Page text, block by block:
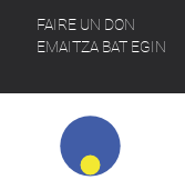
FAIRE UN DON
EMAITZA BAT EGIN